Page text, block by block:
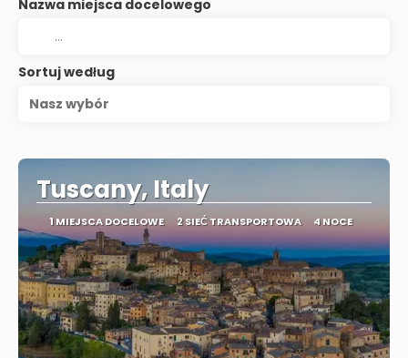
Nazwa miejsca docelowego
Sortuj według
Nasz wybór
Tuscany, Italy
1 MIEJSCA DOCELOWE 2 SIEĆ TRANSPORTOWA 4 NOCE